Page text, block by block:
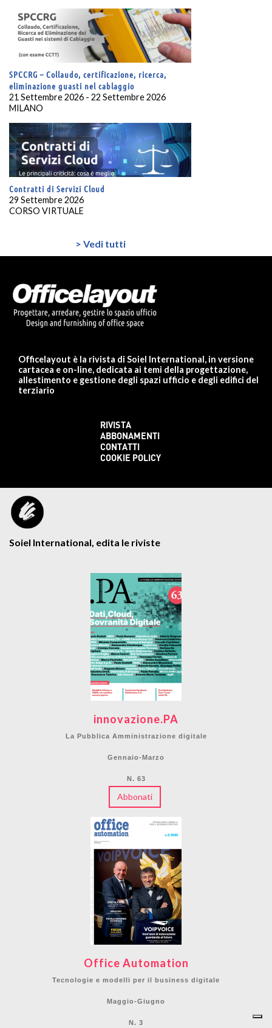
SPCCRG – Collaudo, certificazione, ricerca,
eliminazione guasti nel cablaggio
21 Settembre 2026 - 22 Settembre 2026
MILANO
Contratti di Servizi Cloud
29 Settembre 2026
CORSO VIRTUALE
> Vedi tutti
Officelayout è la rivista di Soiel International, in versione
cartacea e on-line, dedicata ai temi della progettazione,
allestimento e gestione degli spazi ufficio e degli edifici del
terziario
RIVISTA
ABBONAMENTI
CONTATTI
COOKIE POLICY
Soiel International, edita le riviste
innovazione.PA
La Pubblica Amministrazione digitale
Gennaio-Marzo
N. 63
Abbonati
Office Automation
Tecnologie e modelli per il business digitale
Maggio-Giugno
N. 3